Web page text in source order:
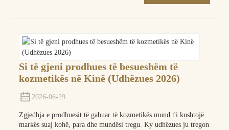
Si të gjeni prodhues të besueshëm të
kozmetikës në Kinë (Udhëzues 2026)
2026-06-29
Zgjedhja e prodhuesit të gabuar të kozmetikës mund t'i kushtojë
markës suaj kohë, para dhe mundësi tregu. Ky udhëzues ju tregon